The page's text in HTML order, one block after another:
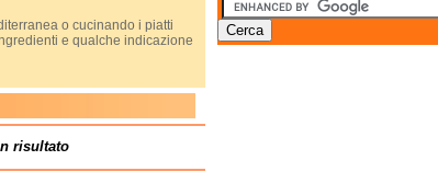
o cucinando i piatti
e qualche indicazione
risultato